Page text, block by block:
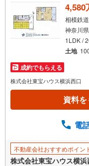
イ
ペ
ー
す
る
4,580
相模鉄
神奈川
1LDK /
土地
成約でもらえる
株式会社東宝ハウス横浜西口
資料を
電
不動産会社おすすめポイン
株式会社東宝ハウス横浜